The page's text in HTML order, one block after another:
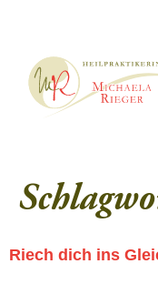
Riech dich ins